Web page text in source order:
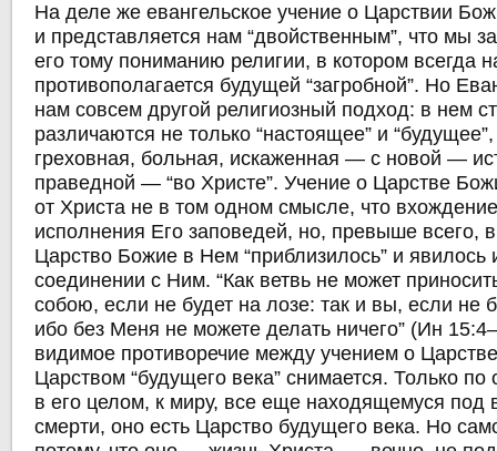
На деле же евангельское учение о Царствии
и представляется нам “двойственным”, что мы
его тому пониманию религии, в котором всегда
противополагается будущей “загробной”. Но
нам совсем другой религиозный подход: в нем
различаются не только “настоящее” и
греховная, больная, искаженная — с новой —
праведной — “во Христе”. Учение о Царстве
от Христа не в том одном смысле, что
исполнения Его заповедей, но, превыше всего,
Царство Божие в Нем “приблизилось” и явилось
соединении с Ним. “Как ветвь не может
собою, если не будет на лозе: так и вы, если не
ибо без Меня не можете делать ничего” (Ин
видимое противоречие между учением о Царстве
Царством “будущего века” снимается. Только
в его целом, к миру, все еще находящемуся под
смерти, оно есть Царство будущего века. Но